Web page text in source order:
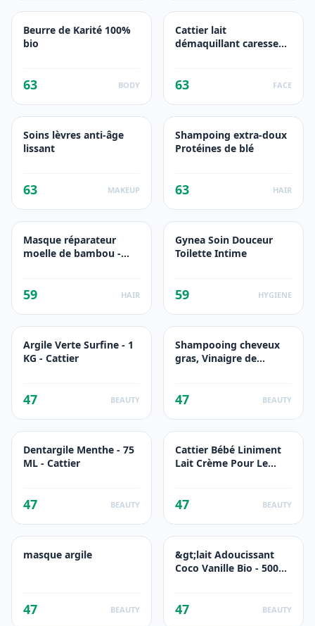
Beurre de Karité 100%
bio
63 BODY
Cattier lait
démaquillant caresse
63 FACE
Soins lèvres anti-âge
lissant
63 MAKEUP
Shampoing extra-doux
Protéines de blé
63 HAIR
Masque réparateur
moelle de bambou -
59 HAIR
Gynea Soin Douceur
Toilette Intime
59 HYGIENE
Argile Verte Surfine - 1
KG - Cattier
47 BEAUTY
Shampooing cheveux
gras, Vinaigre de
47 BEAUTY
Dentargile Menthe - 75
ML - Cattier
47 BEAUTY
Cattier Bébé Liniment
Lait Crème Pour Le
47 BEAUTY
masque argile
47 BEAUTY
&gt;lait Adoucissant
Coco Vanille Bio - 500
47 BEAUTY